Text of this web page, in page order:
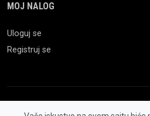
MOJ NALOG
Uloguj se
Registruj se